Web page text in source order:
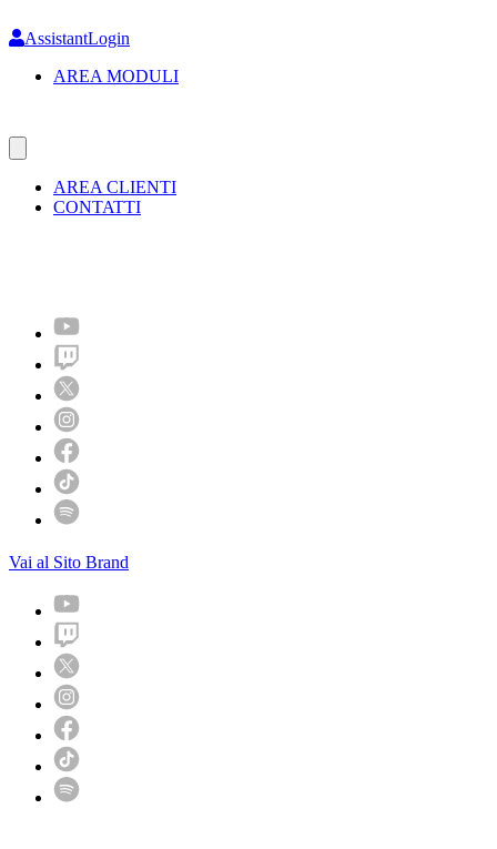
to
content
AssistantLogin
AREA MODULI
AREA CLIENTI
CONTATTI
Vai al Sito Brand